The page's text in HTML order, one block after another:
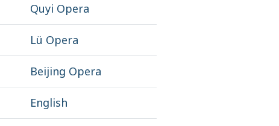
Quyi Opera
Lü Opera
Beijing Opera
English